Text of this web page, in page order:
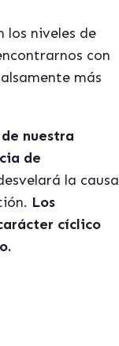
los niveles de
con
más
nuestra
de
la causa
Los
cíclico